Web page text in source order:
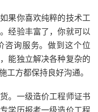
果你喜欢纯粹的技术工
经验丰富了，你就可以
咨询服务。做到这个位
能独立解决各种复杂的
工方都保持良好沟通。
。一级造价工程师证书
学历报考一级造价工程